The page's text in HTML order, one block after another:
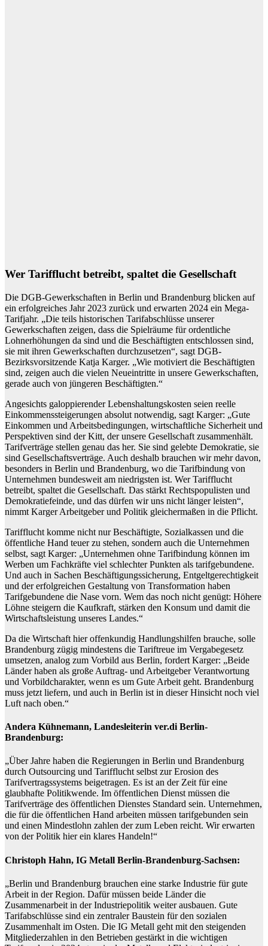
Wer Tarifflucht betreibt, spaltet die Gesellschaft
Die DGB-Gewerkschaften in Berlin und Brandenburg blicken auf
ein erfolgreiches Jahr 2023 zurück und erwarten 2024 ein Mega-
Tarifjahr. „Die teils historischen Tarifabschlüsse unserer
Gewerkschaften zeigen, dass die Spielräume für ordentliche
Lohnerhöhungen da sind und die Beschäftigten entschlossen sind,
sie mit ihren Gewerkschaften durchzusetzen“, sagt DGB-
Bezirksvorsitzende Katja Karger. „Wie motiviert die Beschäftigten
sind, zeigen auch die vielen Neueintritte in unsere Gewerkschaften,
gerade auch von jüngeren Beschäftigten.“
Angesichts galoppierender Lebenshaltungskosten seien reelle
Einkommenssteigerungen absolut notwendig, sagt Karger: „Gute
Einkommen und Arbeitsbedingungen, wirtschaftliche Sicherheit und
Perspektiven sind der Kitt, der unsere Gesellschaft zusammenhält.
Tarifverträge stellen genau das her. Sie sind gelebte Demokratie, sie
sind Gesellschaftsverträge. Auch deshalb brauchen wir mehr davon,
besonders in Berlin und Brandenburg, wo die Tarifbindung von
Unternehmen bundesweit am niedrigsten ist. Wer Tarifflucht
betreibt, spaltet die Gesellschaft. Das stärkt Rechtspopulisten und
Demokratiefeinde, und das dürfen wir uns nicht länger leisten“,
nimmt Karger Arbeitgeber und Politik gleichermaßen in die Pflicht.
Tarifflucht komme nicht nur Beschäftigte, Sozialkassen und die
öffentliche Hand teuer zu stehen, sondern auch die Unternehmen
selbst, sagt Karger: „Unternehmen ohne Tarifbindung können im
Werben um Fachkräfte viel schlechter Punkten als tarifgebundene.
Und auch in Sachen Beschäftigungssicherung, Entgeltgerechtigkeit
und der erfolgreichen Gestaltung von Transformation haben
Tarifgebundene die Nase vorn. Wem das noch nicht genügt: Höhere
Löhne steigern die Kaufkraft, stärken den Konsum und damit die
Wirtschaftsleistung unseres Landes.“
Da die Wirtschaft hier offenkundig Handlungshilfen brauche, solle
Brandenburg zügig mindestens die Tariftreue im Vergabegesetz
umsetzen, analog zum Vorbild aus Berlin, fordert Karger: „Beide
Länder haben als große Auftrag- und Arbeitgeber Verantwortung
und Vorbildcharakter, wenn es um Gute Arbeit geht. Brandenburg
muss jetzt liefern, und auch in Berlin ist in dieser Hinsicht noch viel
Luft nach oben.“
Andera Kühnemann, Landesleiterin ver.di Berlin-
Brandenburg:
„Über Jahre haben die Regierungen in Berlin und Brandenburg
durch Outsourcing und Tarifflucht selbst zur Erosion des
Tarifvertragssystems beigetragen. Es ist an der Zeit für eine
glaubhafte Politikwende. Im öffentlichen Dienst müssen die
Tarifverträge des öffentlichen Dienstes Standard sein. Unternehmen,
die für die öffentlichen Hand arbeiten müssen tarifgebunden sein
und einen Mindestlohn zahlen der zum Leben reicht. Wir erwarten
von der Politik hier ein klares Handeln!“
Christoph Hahn, IG Metall Berlin-Brandenburg-Sachsen:
„Berlin und Brandenburg brauchen eine starke Industrie für gute
Arbeit in der Region. Dafür müssen beide Länder die
Zusammenarbeit in der Industriepolitik weiter ausbauen. Gute
Tarifabschlüsse sind ein zentraler Baustein für den sozialen
Zusammenhalt im Osten. Die IG Metall geht mit den steigenden
Mitgliederzahlen in den Betrieben gestärkt in die wichtigen